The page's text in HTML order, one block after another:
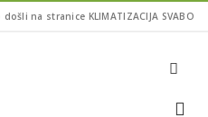
na stranice KLIMATIZACIJA SVABO